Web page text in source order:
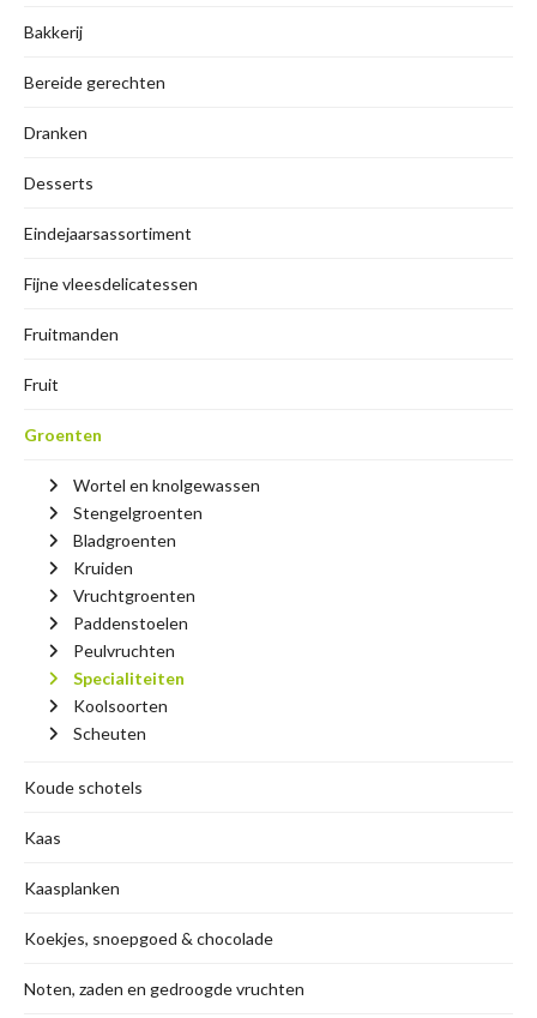
Bakkerij
Bereide gerechten
Dranken
Desserts
Eindejaarsassortiment
Fijne vleesdelicatessen
Fruitmanden
Fruit
Groenten
Wortel en knolgewassen
Stengelgroenten
Bladgroenten
Kruiden
Vruchtgroenten
Paddenstoelen
Peulvruchten
Specialiteiten
Koolsoorten
Scheuten
Koude schotels
Kaas
Kaasplanken
Koekjes, snoepgoed & chocolade
Noten, zaden en gedroogde vruchten